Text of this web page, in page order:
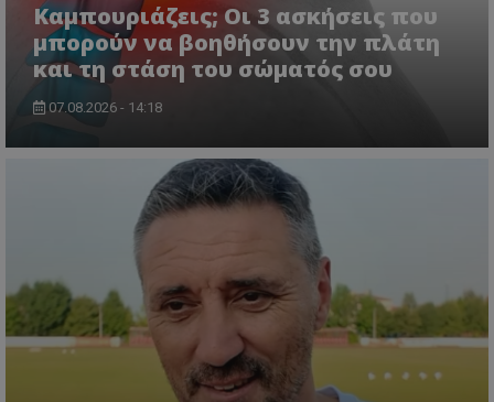
Καμπουριάζεις; Οι 3 ασκήσεις που
μπορούν να βοηθήσουν την πλάτη
και τη στάση του σώματός σου
07.08.2026 - 14:18